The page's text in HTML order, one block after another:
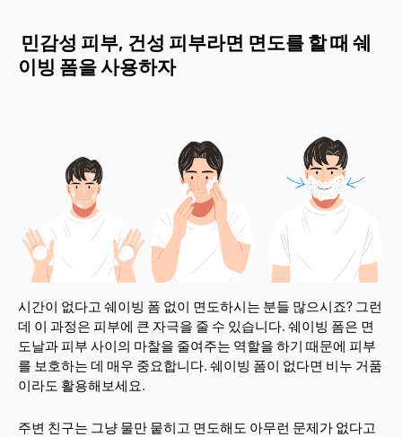
민감성 피부, 건성 피부라면 면도를 할 때 쉐
이빙 폼을 사용하자
시간이 없다고 쉐이빙 폼 없이 면도하시는 분들 많으시죠? 그런
데 이 과정은 피부에 큰 자극을 줄 수 있습니다. 쉐이빙 폼은 면
도날과 피부 사이의 마찰을 줄여주는 역할을 하기 때문에 피부
를 보호하는 데 매우 중요합니다. 쉐이빙 폼이 없다면 비누 거품
이라도 활용해보세요.
주변 친구는 그냥 물만 뭍히고 면도해도 아무런 문제가 없다고